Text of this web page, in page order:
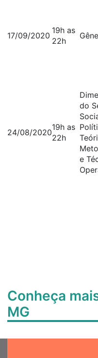
17/09/2020
19h as
22h
24/08/2020
19h as
22h
do
e
Conheça
MG